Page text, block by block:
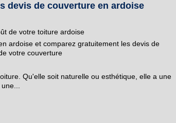
devis de couverture en ardoise
de votre toiture ardoise
ardoise et comparez gratuitement les devis de
votre couverture
Qu'elle soit naturelle ou esthétique, elle a une